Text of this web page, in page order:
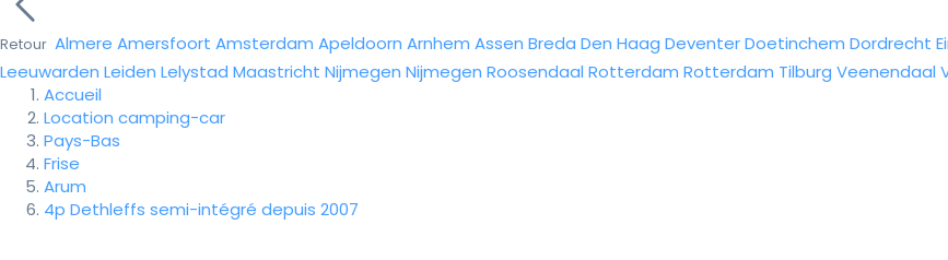
Retour Almere Amersfoort Amsterdam Apeldoorn Arnhem Assen Breda Den Haag DeventerDoetinchem Dordrecht
Leeuwarden Leiden Lelystad Maastricht Nijmegen Nijmegen Roosendaal Rotterdam Rotterdam Tilburg Veenendaal
Accueil
Location camping-car
Pays-Bas
Frise
Arum
4p Dethleffs semi-intégré depuis 2007